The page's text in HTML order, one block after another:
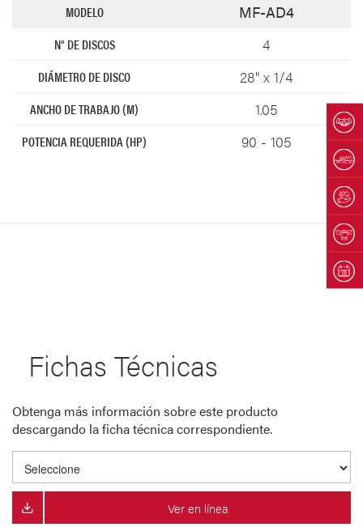
MF-AD4
4
28" x 1/4
1.05
90 - 105
Fichas Técnicas
Obtenga más información sobre este producto
descargando la ficha técnica correspondiente.
Ver en línea